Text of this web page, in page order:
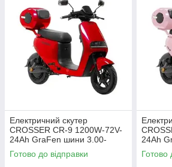
Електричний скутер
CROSSER CR-9 1200W-72V-
24Ah GraFen шини 3.00-
10"/3.00-10" 1200 Вт
Готово до відправки
24Ah
10"/
Готово